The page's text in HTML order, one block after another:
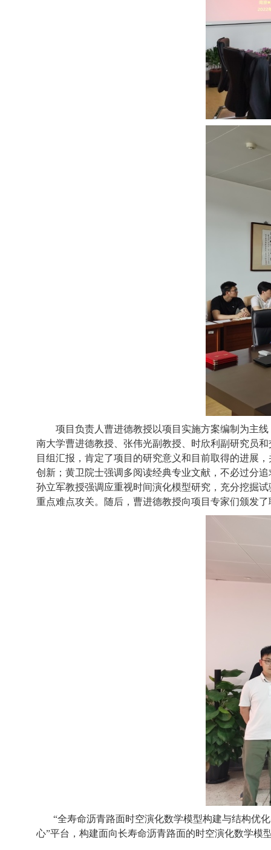
项目负责人曹进德教授以项目实施方案编制为主
南大学曹进德教授、张伟光副教授、时欣利副研究员
目组汇报，肯定了项目的研究意义和目前取得的进展
创新；黄卫院士强调多阅读经典专业文献，不必过分
孙立军教授强调应重视时间演化模型研究，充分挖掘
重点难点攻关。随后，曹进德教授向项目专家们颁发了
“全寿命沥青路面时空演化数学模型构建与结构优
心”平台，构建面向长寿命沥青路面的时空演化数学